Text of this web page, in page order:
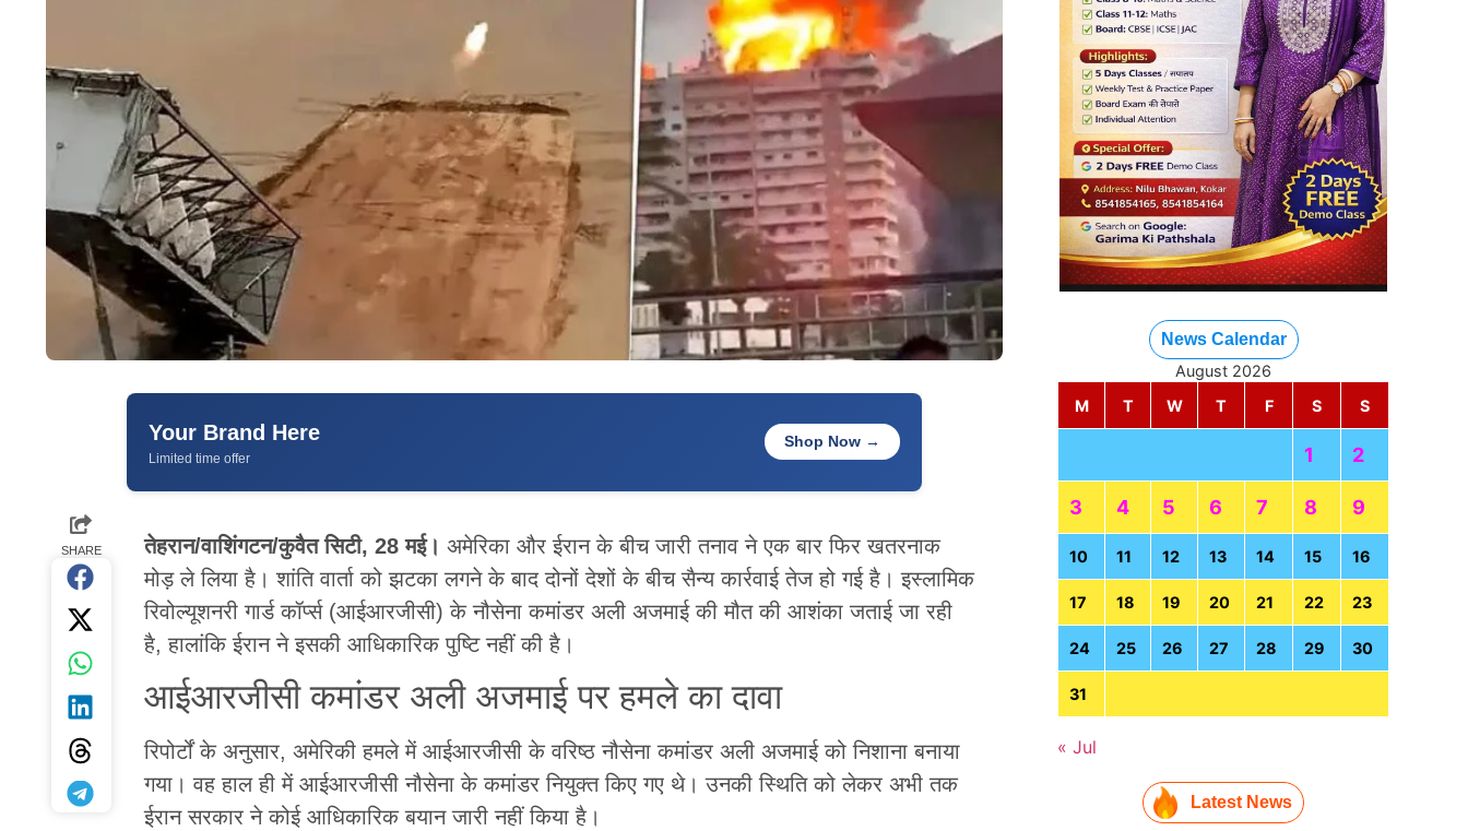
Your Brand Here
Limited time offer
Shop Now →
SHARE तेहरान/वाशिंगटन/कुवैत सिटी, 28 मई। अमेरिका और ईरान के बीच जारी तनाव ने एक बार फिर खतरनाक
मोड़ ले लिया है। शांति वार्ता को झटका लगने के बाद दोनों देशों के बीच सैन्य कार्रवाई तेज हो गई है। इस्लामिक
रिवोल्यूशनरी गार्ड कॉर्प्स (आईआरजीसी) के नौसेना कमांडर अली अजमाई की मौत की आशंका जताई जा रही
है, हालांकि ईरान ने इसकी आधिकारिक पुष्टि नहीं की है।
आईआरजीसी कमांडर अली अजमाई पर हमले का दावा
रिपोर्टों के अनुसार, अमेरिकी हमले में आईआरजीसी के वरिष्ठ नौसेना कमांडर अली अजमाई को निशाना बनाया
गया। वह हाल ही में आईआरजीसी नौसेना के कमांडर नियुक्त किए गए थे। उनकी स्थिति को लेकर अभी तक
ईरान सरकार ने कोई आधिकारिक बयान जारी नहीं किया है।
News Calendar
August 2026
M
T W T F S S
1 2
3 4 5 6 7 8 9
10 11 12 13 14 15 16
17 18 19 20 21 22 23
24 25 26 27 28 29 30
31
« Jul
Latest News